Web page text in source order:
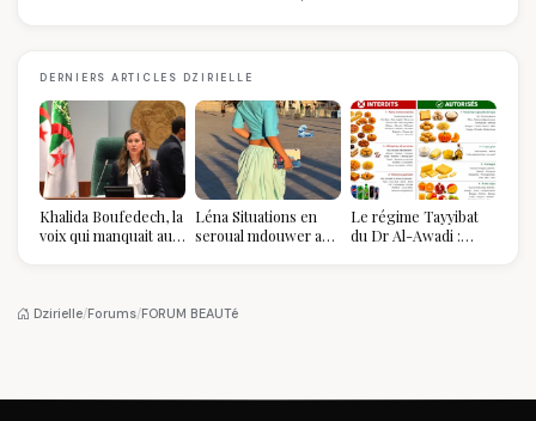
DERNIERS ARTICLES DZIRIELLE
Khalida Boufedech, la
voix qui manquait au
Léna Situations en
seroual mdouwer au
pièce mode de l'été
Le régime Tayyibat
du Dr Al-Awadi :
Dzirielle/Forums/FORUM BEAUTé